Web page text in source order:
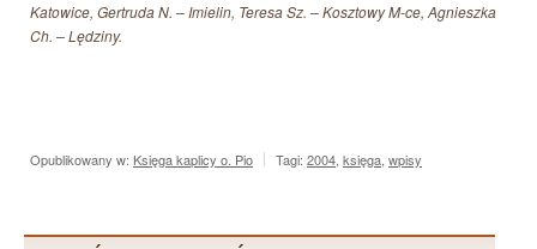
Katowice, Gertruda N. – Imielin, Teresa Sz. – Kosztowy M-ce, Agnieszka
Ch. – Lędziny.
Opublikowany w: Księga kaplicy o. Pio Tagi: 2004, księga, wpisy